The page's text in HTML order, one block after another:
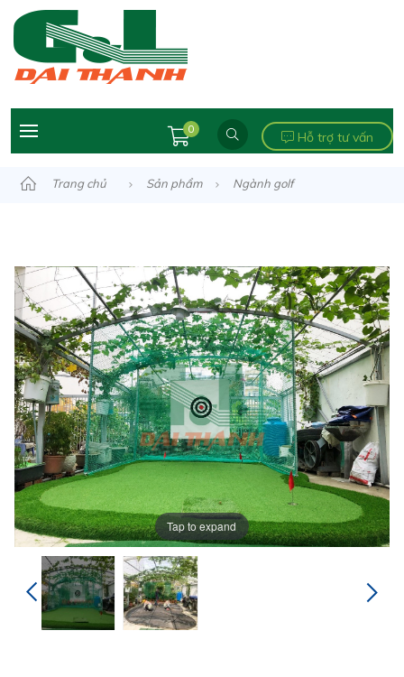
0
Hỗ trợ tư vấn
Trang chủ Sản phẩm Ngành golf
Tap to expand